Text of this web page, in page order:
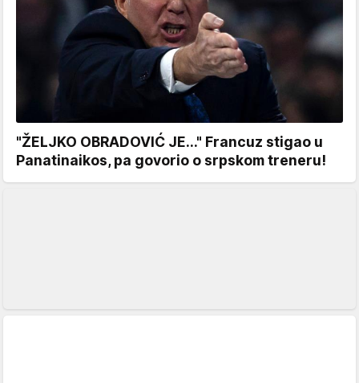
"ŽELJKO OBRADOVIĆ JE..." Francuz stigao u
Panatinaikos, pa govorio o srpskom treneru!